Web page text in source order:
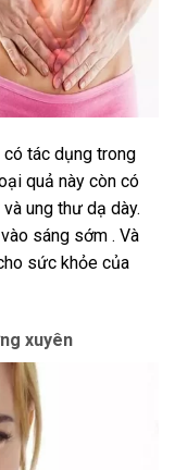
có tác dụng trong
quả này còn có
ung thư dạ dày.
sáng sớm . Và
sức khỏe của
xuyên